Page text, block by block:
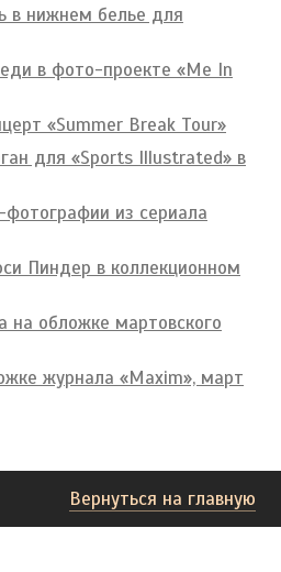
в нижнем белье для
в фото-проекте «Me In
«Summer Break Tour»
для «Sports Illustrated» в
из сериала
Пиндер в коллекционном
на обложке мартовского
журнала «Maxim», март
Вернуться на главную